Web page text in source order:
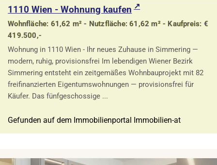
1110 Wien - Wohnung kaufen
Wohnfläche: 61,62 m² - Nutzfläche: 61,62 m² - Kaufpreis: €
419.500,-
Wohnung in 1110 Wien - Ihr neues Zuhause in Simmering —
modern, ruhig, provisionsfrei Im lebendigen Wiener Bezirk
Simmering entsteht ein zeitgemäßes Wohnbauprojekt mit 82
freifinanzierten Eigentumswohnungen — provisionsfrei für
Käufer. Das fünfgeschossige ...
Gefunden auf dem Immobilienportal Immobilien-at